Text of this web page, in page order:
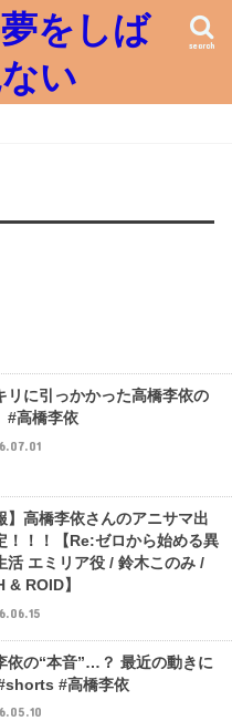
をしば
い
search
リに引っかかった高橋李依の
高橋李依
】高橋李依さんのアニサマ出
！！！【Re:ゼロから始める異
活 エミリア役 / 鈴木このみ /
& ROID】
依の“本音”…？ 最近の動きに
#高橋李依